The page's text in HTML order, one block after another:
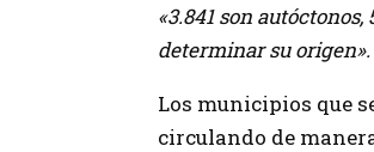
«3.841 son
determinar su origen».
Los municipios que
circulando de